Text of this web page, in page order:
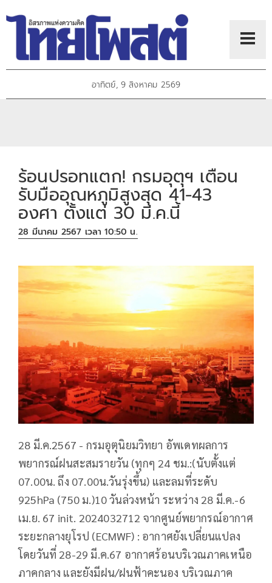
อาทิตย์, 9 สิงหาคม 2569
ร้อนปรอทแตก! กรมอุตุฯ เตือน
รับมืออุณหภูมิสูงสุด 41-43
องศา ตั้งแต่ 30 มี.ค.นี้
28 มีนาคม 2567 เวลา 10:50 น.
28 มี.ค.2567 - กรมอุตุนิยมวิทยา อัพเดทผลการ
พยากรณ์ฝนสะสมรายวัน (ทุกๆ 24 ชม.:(นับตั้งแต่
07.00น. ถึง 07.00น.วันรุ่งขึ้น) และลมที่ระดับ
925hPa (750 ม.)10 วันล่วงหน้า ระหว่าง 28 มี.ค.-6
เม.ย. 67 init. 2024032712 จากศูนย์พยากรณ์อากาศ
ระยะกลางยุโรป (ECMWF) : อากาศยังเปลี่ยนแปลง
โดยวันที่ 28-29 มี.ค.67 อากาศร้อนบริเวณภาคเหนือ
ภาคกลาง และยังมีฝน/ฝนฟ้าคะนอง บริเวณภาค